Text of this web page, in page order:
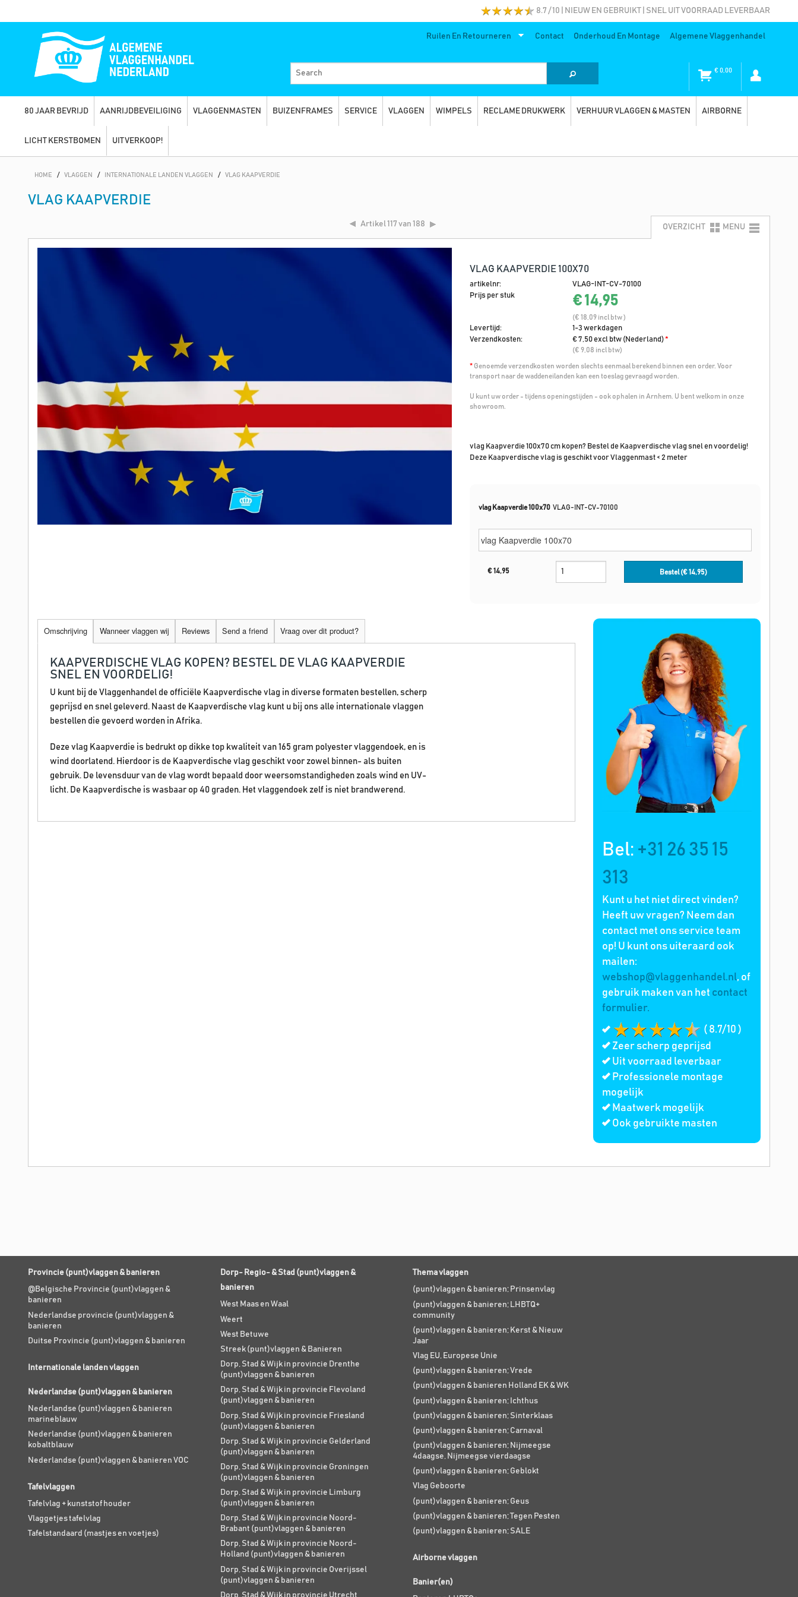
8.7 / 10 | NIEUW EN GEBRUIKT | SNEL UIT VOORRAAD LEVERBAAR
Ruilen En Retourneren Contact Onderhoud En Montage Algemene Vlaggenhandel
€0,00
80 JAAR BEVRIJD AANRIJDBEVEILIGING VLAGGENMASTEN BUIZENFRAMES SERVICE VLAGGEN WIMPELS RECLAME DRUKWERK VERHUUR VLAGGEN & MASTEN AIRBORNE
LICHT KERSTBOMEN UITVERKOOP!
HOME / VLAGGEN / INTERNATIONALE LANDEN VLAGGEN / VLAG KAAPVERDIE
VLAG KAAPVERDIE
Artikel117 van 188 OVERZICHT MENU
VLAG KAAPVERDIE 100X70
artikelnr:
VLAG-INT-CV-70100
Prijs per stuk
€ 14,95
(€ 18,09 incl btw )
Levertijd:
1-3 werkdagen
Verzendkosten:
€ 7,50 excl btw (Nederland)*
(€ 9,08 incl btw)
* Genoemde verzendkosten worden slechts eenmaal berekend binnen een order. Voor
transport naar de waddeneilanden kan een toeslag gevraagd worden.
U kunt uw order - tijdens openingstijden - ook ophalen in Arnhem. U bent welkom in onze
showroom.
vlag Kaapverdie 100x70 cm kopen? Bestel de Kaapverdische vlag snel en voordelig!
Deze Kaapverdische vlag is geschikt voor Vlaggenmast < 2 meter
vlag Kaapverdie 100x70 VLAG-INT-CV-70100
€14,95 Bestel (€14,95)
Bel: +31 26 35 15
313
Kunt u het niet direct vinden?
Heeft uw vragen? Neem dan
contact met ons service team
op! U kunt ons uiteraard ook
mailen:
webshop@vlaggenhandel.nl, of
gebruik maken van het contact
formulier.
( 8.7/10 )
Zeer scherp geprijsd
Uit voorraad leverbaar
Professionele montage
mogelijk
Maatwerk mogelijk
Ook gebruikte masten
Omschrijving Wanneer vlaggen wij Reviews Send a friend Vraag over dit product?
KAAPVERDISCHE VLAG KOPEN? BESTEL DE VLAG KAAPVERDIE
SNEL EN VOORDELIG!
U kunt bij de Vlaggenhandel de officiële Kaapverdische vlag in diverse formaten bestellen, scherp
geprijsd en snel geleverd. Naast de Kaapverdische vlag kunt u bij ons alle internationale vlaggen
bestellen die gevoerd worden in Afrika.
Deze vlag Kaapverdie is bedrukt op dikke top kwaliteit van 165 gram polyester vlaggendoek, en is
wind doorlatend. Hierdoor is de Kaapverdische vlag geschikt voor zowel binnen- als buiten
gebruik. De levensduur van de vlag wordt bepaald door weersomstandigheden zoals wind en UV-
licht. De Kaapverdische is wasbaar op 40 graden. Het vlaggendoek zelf is niet brandwerend.
Provincie (punt)vlaggen & banieren
@Belgische Provincie (punt)vlaggen &
banieren
Nederlandse provincie (punt)vlaggen &
banieren
Duitse Provincie (punt)vlaggen & banieren
Internationale landen vlaggen
Nederlandse (punt)vlaggen & banieren
Nederlandse (punt)vlaggen & banieren
marineblauw
Nederlandse (punt)vlaggen & banieren
kobaltblauw
Nederlandse (punt)vlaggen & banieren VOC
Tafelvlaggen
Tafelvlag + kunststof houder
Vlaggetjes tafelvlag
Tafelstandaard (mastjes en voetjes)
Dorp- Regio- & Stad (punt)vlaggen &
banieren
West Maas en Waal
Weert
West Betuwe
Streek (punt)vlaggen & Banieren
Dorp, Stad & Wijk in provincie Drenthe
(punt)vlaggen & banieren
Dorp, Stad & Wijk in provincie Flevoland
(punt)vlaggen & banieren
Dorp, Stad & Wijk in provincie Friesland
(punt)vlaggen & banieren
Dorp, Stad & Wijk in provincie Gelderland
(punt)vlaggen & banieren
Dorp, Stad & Wijk in provincie Groningen
(punt)vlaggen & banieren
Dorp, Stad & Wijk in provincie Limburg
(punt)vlaggen & banieren
Dorp, Stad & Wijk in provincie Noord-
Brabant (punt)vlaggen & banieren
Dorp, Stad & Wijk in provincie Noord-
Holland (punt)vlaggen & banieren
Dorp, Stad & Wijk in provincie Overijssel
(punt)vlaggen & banieren
Dorp, Stad & Wijk in provincie Utrecht
Thema vlaggen
(punt)vlaggen & banieren; Prinsenvlag
(punt)vlaggen & banieren; LHBTQ+
community
(punt)vlaggen & banieren; Kerst & Nieuw
Jaar
Vlag EU, Europese Unie
(punt)vlaggen & banieren; Vrede
(punt)vlaggen & banieren Holland EK & WK
(punt)vlaggen & banieren; Ichthus
(punt)vlaggen & banieren; Sinterklaas
(punt)vlaggen & banieren; Carnaval
(punt)vlaggen & banieren; Nijmeegse
4daagse, Nijmeegse vierdaagse
(punt)vlaggen & banieren; Geblokt
Vlag Geboorte
(punt)vlaggen & banieren; Geus
(punt)vlaggen & banieren; Tegen Pesten
(punt)vlaggen & banieren; SALE
Airborne vlaggen
Banier(en)